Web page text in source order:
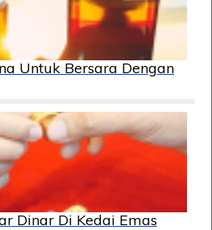
Untuk Bersara Dengan
Dinar Di Kedai Emas